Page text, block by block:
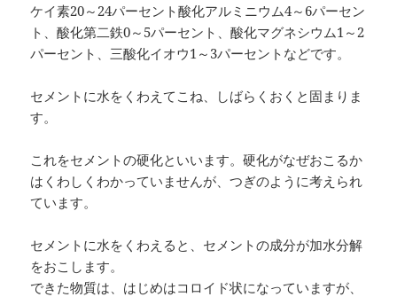
ケイ素20～24パーセント酸化アルミニウム4～6パーセン
ト、酸化第二鉄0～5パーセント、酸化マグネシウム1～2
パーセント、三酸化イオウ1～3パーセントなどです。
セメントに水をくわえてこね、しばらくおくと固まりま
す。
これをセメントの硬化といいます。硬化がなぜおこるか
はくわしくわかっていませんが、つぎのように考えられ
ています。
セメントに水をくわえると、セメントの成分が加水分解
をおこします。
できた物質は、はじめはコロイド状になっていますが、